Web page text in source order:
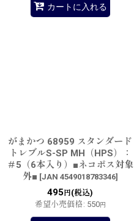
カートに入れる
がまかつ 68959 スタンダード
トレブルS-SP MH（HPS）：
＃5（6本入り）■ネコポス対象
外■ [JAN 4549018783346]
495 円(税込)
希望小売価格: 550円